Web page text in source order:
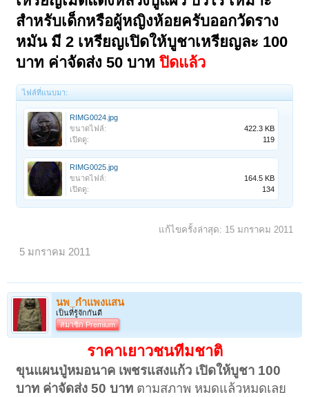
สำหรับเด็กหรือผู้หญิงห้อยครับออกวัดราง
หมัน มี 2 เหรียญเปิดให้บูชาเหรียญละ 100
บาท ค่าจัดส่ง 50 บาท ปิดแล้ว
ไฟล์ที่แนบมา:
RIMG0024.jpg
ขนาดไฟล์:
422.3 KB
เปิดดู:
119
RIMG0025.jpg
ขนาดไฟล์:
164.5 KB
เปิดดู:
134
แก้ไขครั้งล่าสุด: 15 มกราคม 2011
5 มกราคม 2011
นพ_กำแพงแสน
เป็นที่รู้จักกันดี
สมาชิก Premium
ราคาเยาวชนทีมชาติ
ขุนแผนปู่หมอนาค เพชรแสงแก้ว เปิดให้บูชา 100
บาท ค่าจัดส่ง 50 บาท ตามสภาพ หมดแล้วหมดเลย